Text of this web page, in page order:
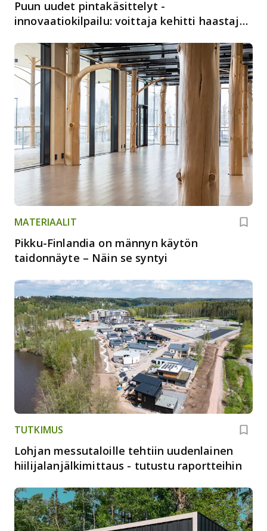
Puun uudet pintakäsittelyt -
innovaatiokilpailu: voittaja kehitti haastajan
MATERIAALIT
Pikku-Finlandia on männyn käytön
taidonnäyte – Näin se syntyi
TUTKIMUS
Lohjan messutaloille tehtiin uudenlainen
hiilijalanjälkimittaus - tutustu raportteihin